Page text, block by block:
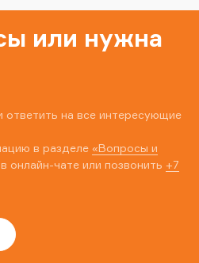
или нужна
на все интересующие
в разделе «Вопросы и
онлайн-чате или позвонить +7